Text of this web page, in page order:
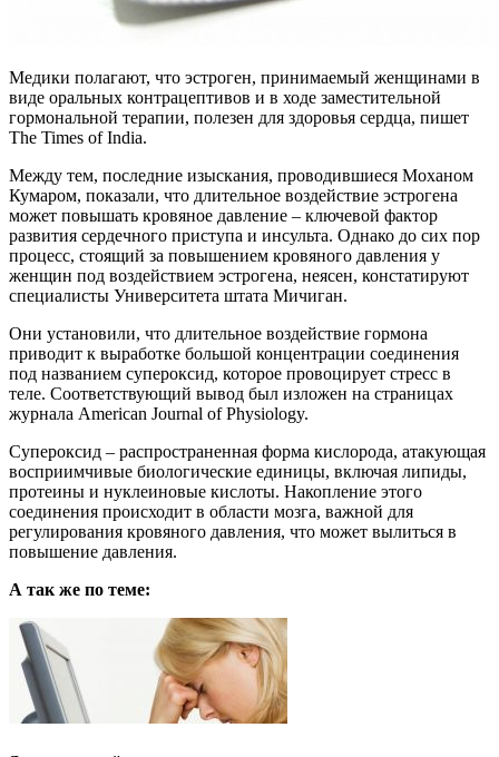
Медики полагают, что эстроген, принимаемый женщинами в
виде оральных контрацептивов и в ходе заместительной
гормональной терапии, полезен для здоровья сердца, пишет
The Times of India.
Между тем, последние изыскания, проводившиеся Моханом
Кумаром, показали, что длительное воздействие эстрогена
может повышать кровяное давление – ключевой фактор
развития сердечного приступа и инсульта. Однако до сих пор
процесс, стоящий за повышением кровяного давления у
женщин под воздействием эстрогена, неясен, констатируют
специалисты Университета штата Мичиган.
Они установили, что длительное воздействие гормона
приводит к выработке большой концентрации соединения
под названием супероксид, которое провоцирует стресс в
теле. Соответствующий вывод был изложен на страницах
журнала American Journal of Physiology.
Супероксид – распространенная форма кислорода, атакующая
восприимчивые биологические единицы, включая липиды,
протеины и нуклеиновые кислоты. Накопление этого
соединения происходит в области мозга, важной для
регулирования кровяного давления, что может вылиться в
повышение давления.
А так же по теме: